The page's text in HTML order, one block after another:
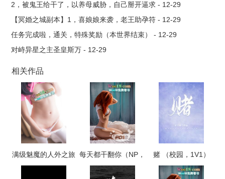
2，被鬼王给干了，以养母威胁，自己掰开逼求 - 12-29
【冥婚之城副本】1，喜娘娘来袭，老王助孕符 - 12-29
任务完成啦，通关，特殊奖励（本世界结束） - 12-29
对峙异星之主圣皇斯万 - 12-29
相关作品
满级魅魔的人外之旅 每天都干翻你（NP，
高H）
赌 （校园，1V1）